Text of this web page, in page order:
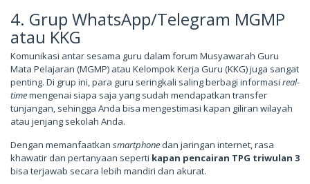
4. Grup WhatsApp/Telegram MGMP
atau KKG
Komunikasi antar sesama guru dalam forum Musyawarah Guru
Mata Pelajaran (MGMP) atau Kelompok Kerja Guru (KKG) juga sangat
penting. Di grup ini, para guru seringkali saling berbagi informasi real-
timemengenai siapa saja yang sudah mendapatkan transfer
tunjangan, sehingga Anda bisa mengestimasi kapan giliran wilayah
atau jenjang sekolah Anda.
Dengan memanfaatkan smartphonedan jaringan internet, rasa
khawatir dan pertanyaan seperti kapan pencairan TPG triwulan 3
bisa terjawab secara lebih mandiri dan akurat.